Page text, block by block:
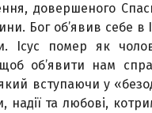
довершеного
Бог об’явив себе в
Ісус помер як
щоб об’явити нам
вступаючи у
надії та любові,